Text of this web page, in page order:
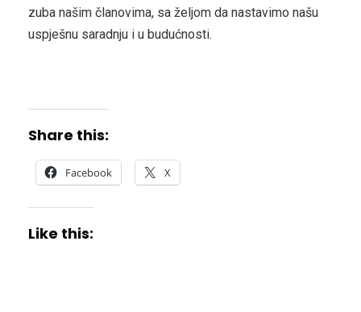
zuba našim članovima, sa željom da nastavimo našu
uspješnu saradnju i u budućnosti.
Share this:
Facebook X
Like this: